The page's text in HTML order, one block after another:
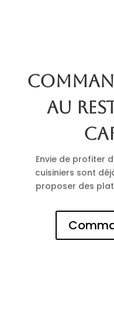
au
Envie de profiter
cuisiniers sont
proposer des